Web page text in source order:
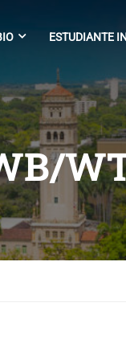
ESTUDIANTE